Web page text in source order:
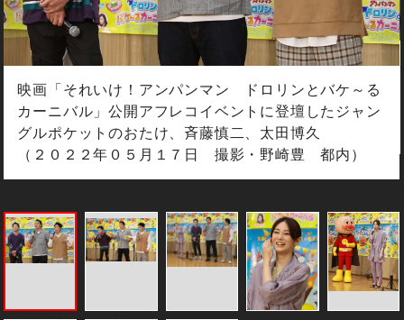
映画「それいけ！アンパンマン ドロリンとバケ～る
カーニバル」公開アフレコイベントに登壇したジャン
グルポケットのおたけ、斉藤慎二、太田博久
（２０２２年０５月１７日 撮影・野崎豊 都内）